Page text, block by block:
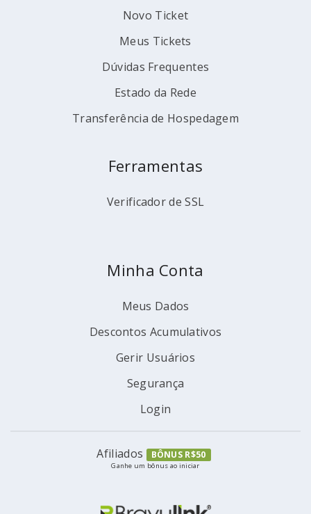
Novo Ticket
Meus Tickets
Dúvidas Frequentes
Estado da Rede
Transferência de Hospedagem
Ferramentas
Verificador de SSL
Minha Conta
Meus Dados
Descontos Acumulativos
Gerir Usuários
Segurança
Login
Afiliados BÔNUS R$50
Ganhe um bônus ao iniciar